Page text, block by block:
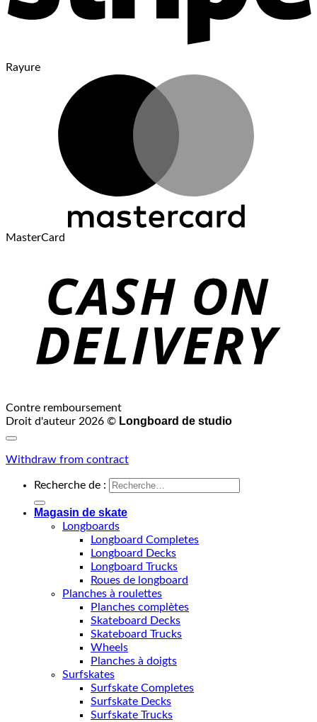
Rayure
MasterCard
Contre remboursement
Droit d'auteur 2026 © Longboard de studio
Withdraw from contract
Recherche de :
Magasin de skate
Longboards
Longboard Completes
Longboard Decks
Longboard Trucks
Roues de longboard
Planches à roulettes
Planches complètes
Skateboard Decks
Skateboard Trucks
Wheels
Planches à doigts
Surfskates
Surfskate Completes
Surfskate Decks
Surfskate Trucks